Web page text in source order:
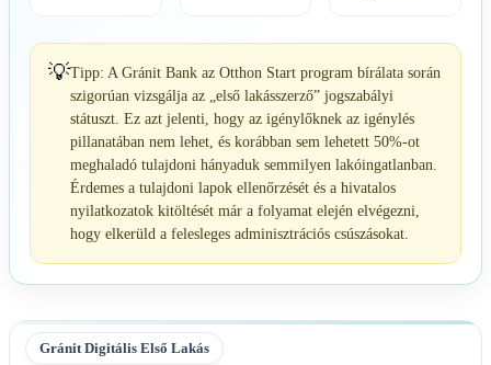
💡Tipp: A Gránit Bank az Otthon Start program bírálata során
szigorúan vizsgálja az „első lakásszerző” jogszabályi
státuszt. Ez azt jelenti, hogy az igénylőknek az igénylés
pillanatában nem lehet, és korábban sem lehetett 50%-ot
meghaladó tulajdoni hányaduk semmilyen lakóingatlanban.
Érdemes a tulajdoni lapok ellenőrzését és a hivatalos
nyilatkozatok kitöltését már a folyamat elején elvégezni,
hogy elkerüld a felesleges adminisztrációs csúszásokat.
Gránit Digitális Első Lakás